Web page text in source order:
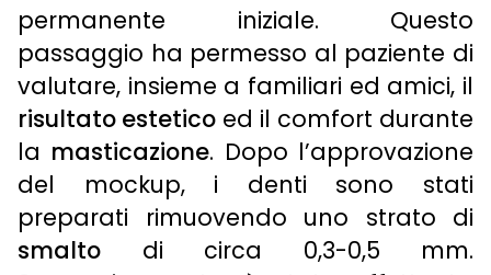
permanente iniziale. Questo
passaggio ha permesso al paziente di
valutare, insieme a familiari ed amici, il
risultato estetico ed il comfort durante
la masticazione. Dopo l’approvazione
del mockup, i denti sono stati
preparati rimuovendo uno strato di
smalto di circa 0,3-0,5 mm.